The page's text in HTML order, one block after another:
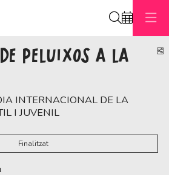
PELUIXOS A LA
INTERNACIONAL DE LA
I JUVENIL
Finalitzat